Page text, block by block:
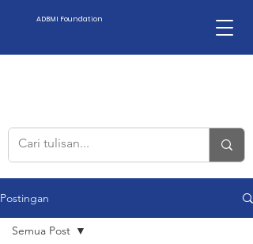
ADBMI Foundation
Postingan
Semua Post